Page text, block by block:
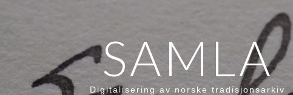
SAMLA
Digitalisering av norske tradisjonsarkiv